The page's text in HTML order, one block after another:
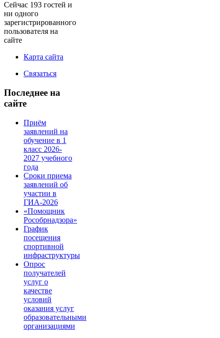
Сейчас 193 гостей и
ни одного
зарегистрированного
пользователя на
сайте
Карта сайта
Связаться
Последнее на
сайте
Приём
заявлений на
обучение в 1
класс 2026-
2027 учебного
года
Сроки приема
заявлений об
участии в
ГИА-2026
«Помощник
Рособрнадзора»
График
посещения
спортивной
инфраструктуры
Опрос
получателей
услуг о
качестве
условий
оказания услуг
образовательными
организациями